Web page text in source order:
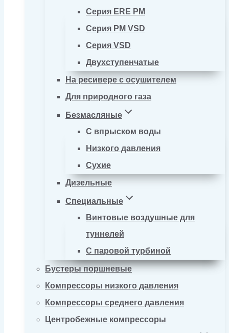
Серия ERE PM
Серия PM VSD
Серия VSD
Двухступенчатые
На ресивере с осушителем
Для природного газа
Безмасляные
С впрыском воды
Низкого давления
Сухие
Дизельные
Специальные
Винтовые воздушные для
туннелей
С паровой турбиной
Бустеры поршневые
Компрессоры низкого давления
Компрессоры среднего давления
Центробежные компрессоры